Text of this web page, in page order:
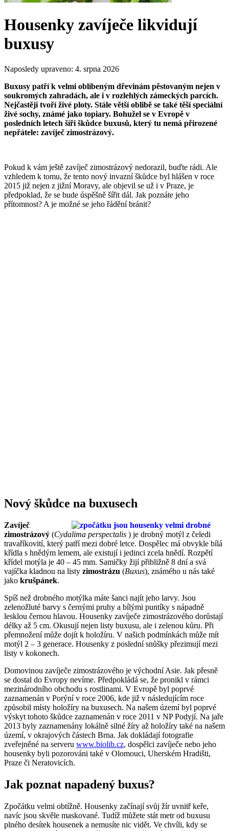
Housenky zavíječe likvidují
buxusy
Naposledy upraveno: 4. srpna 2026
Buxusy patří k velmi oblíbeným dřevinám pěstovaným nejen v
soukromých zahradách, ale i v rozlehlých zámeckých parcích.
Nejčastěji tvoří živé ploty. Stále větší oblibě se také těší speciální
živé sochy, známé jako topiary. Bohužel se v Evropě v
posledních letech šíři škůdce buxusů, který tu nemá přirozené
nepřátele: zavíječ zimostrázový.
Pokud k vám ještě zavíječ zimostrázový nedorazil, buďte rádi. Ale
vzhledem k tomu, že tento nový invazní škůdce byl hlášen v roce
2015 již nejen z jižní Moravy, ale objevil se už i v Praze, je
předpoklad, že se bude úspěšně šířit dál. Jak poznáte jeho
přítomnost? A je možné se jeho řádění bránit?
Nový škůdce na buxusech
Zavíječ
zimostrázový (Cydalima perspectalis ) je drobný motýl z čeledi
travaříkovití, který patří mezi dobré letce. Dospělec má obvykle bílá
křídla s hnědým lemem, ale existují i jedinci zcela hnědí. Rozpětí
křídel motýla je 40 – 45 mm. Samičky žijí přibližně 8 dní a svá
vajíčka kladnou na listy zimostrázu (Buxus), známého u nás také
jako krušpánek.
Spíš než drobného motýlka máte šanci najít jeho larvy. Jsou
zelenožluté barvy s černými pruhy a bílými puntíky s nápadně
lesklou černou hlavou. Housenky zavíječe zimostrázového dorůstají
délky až 5 cm. Okusují nejen listy buxusu, ale i zelenou kůru. Při
přemnožení může dojít k holožíru. V našich podmínkách může mít
motýl 2 – 3 generace. Housenky z poslední snůšky přezimují mezi
listy v kokonech.
Domovinou zavíječe zimostrázového je východní Asie. Jak přesně
se dostal do Evropy nevíme. Předpokládá se, že pronikl v rámci
mezinárodního obchodu s rostlinami. V Evropě byl poprvé
zaznamenán v Porýní v roce 2006, kde již v následujícím roce
způsobil místy holožíry na buxusech. Na našem území byl poprvé
výskyt tohoto škůdce zaznamenán v roce 2011 v NP Podyjí. Na jaře
2013 byly zaznamenány lokálně silné žíry až holožíry také na našem
území, v okrajových částech Brna. Jak dokládají fotografie
zveřejněné na serveru www.biolib.cz, dospělci zavíječe nebo jeho
housenky byli pozorováni také v Olomouci, Uherském Hradišti,
Praze či Neratovicích.
Jak poznat napadený buxus?
Zpočátku velmi obtížně. Housenky začínají svůj žír uvnitř keře,
navíc jsou skvěle maskované. Tudíž můžete stát metr od buxusu
plného desítek housenek a nemusíte nic vidět. Ve chvíli, kdy se